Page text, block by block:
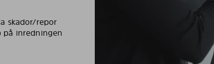
skador/repor
på inredningen